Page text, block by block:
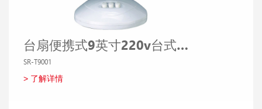
台扇便携式9英寸220v台式风扇
SR-T9001
> 了解详情